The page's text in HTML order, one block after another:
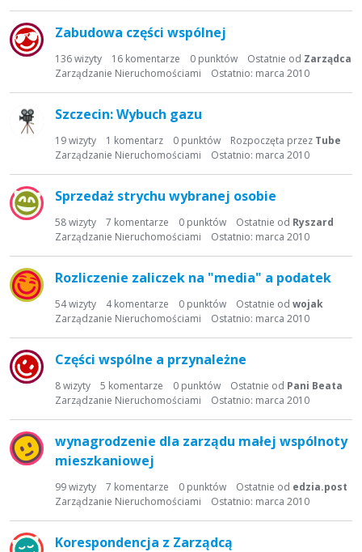
Zabudowa części wspólnej
136wizyty 16 komentarze 0 punktów Ostatnie od Zarządca
Ostatnio: marca 2010
Zarządzanie Nieruchomościami
Szczecin: Wybuch gazu
19wizyty 1 komentarz 0 punktów Rozpoczęta przez Tube
Ostatnio: marca 2010
Zarządzanie Nieruchomościami
Sprzedaż strychu wybranej osobie
58wizyty 7 komentarze 0 punktów Ostatnie od Ryszard
Ostatnio: marca 2010
Zarządzanie Nieruchomościami
Rozliczenie zaliczek na "media" a podatek
54wizyty 4komentarze 0 punktów Ostatnie od wojak
Ostatnio: marca 2010
Zarządzanie Nieruchomościami
Części wspólne a przynależne
8wizyty 5 komentarze 0 punktów Ostatnie od Pani Beata
Ostatnio: marca 2010
Zarządzanie Nieruchomościami
wynagrodzenie dla zarządu małej wspólnoty
mieszkaniowej
99wizyty 7 komentarze 0 punktów Ostatnie od edzia.post
Ostatnio: marca 2010
Zarządzanie Nieruchomościami
Korespondencja z Zarządcą